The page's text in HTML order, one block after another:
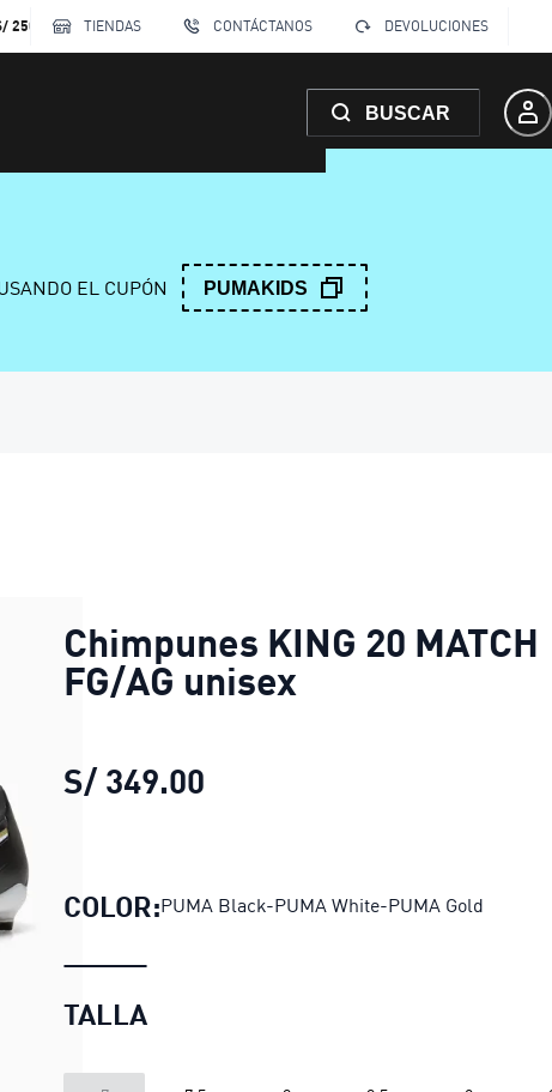
250 TIENDAS CONTÁCTANOS DEVOLUCIONES
BUSCAR
EL CUPÓN PUMAKIDS
Chimpunes KING 20 MATCH
FG/AG unisex
S/ 349.00
COLOR:PUMA Black-PUMA White-PUMA Gold
TALLA